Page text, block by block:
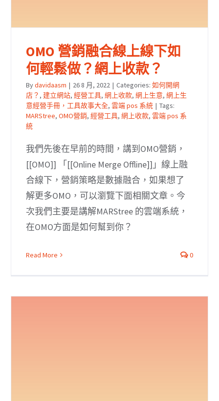
OMO 營銷融合線上線下如
何輕鬆做？網上收款？
Bydavidaasm | 26 8 月, 2022 | Categories:如何開網
店？ ,建立網站,經營工具,網上收款,網上生意,網上生
意經營手冊，工具故事大全,雲端 pos 系統 | Tags:
MARStree,OMO營銷,經營工具,網上收款,雲端 pos 系
統
我們先後在早前的時間，講到OMO營銷，
[[OMO]] 「[[Online Merge Offline]]」線上融
合線下，營銷策略是數據融合，如果想了
解更多OMO，可以瀏覽下面相關文章。今
次我們主要是講解MARStree 的雲端系統，
在OMO方面是如何幫到你？
Read More 0